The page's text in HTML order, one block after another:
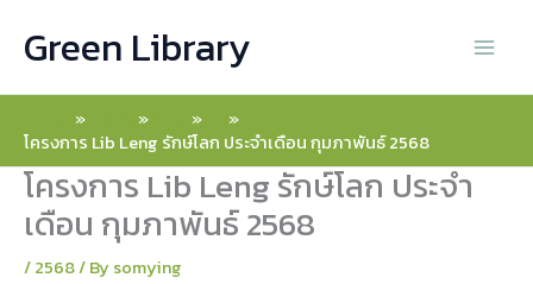
Green Library
โครงการ Lib Leng รักษ์โลก ประจำเดือน กุมภาพันธ์ 2568
โครงการ Lib Leng รักษ์โลก ประจำ
เดือน กุมภาพันธ์ 2568
/2568/ By somying